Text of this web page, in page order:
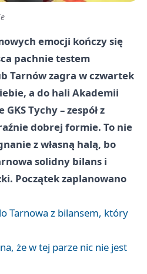
emocji kończy się
pachnie testem
Tarnów zagra w czwartek
a do hali Akademii
Tychy – zespół z
dobrej formie. To nie
z własną halą, bo
solidny bilans i
Początek zaplanowano
Tarnowa z bilansem, który
że w tej parze nic nie jest